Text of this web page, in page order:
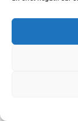
BLANC :